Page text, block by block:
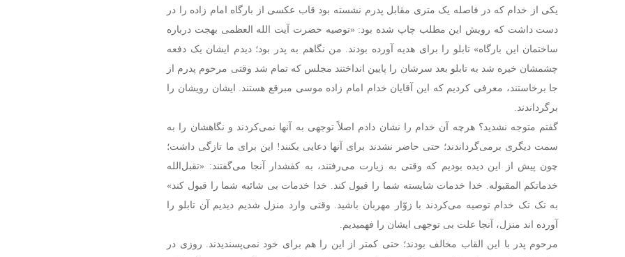
یکی از خدام که در فاصله یک متری مقابل پدرم نشسته بود قاب عکسی از بارگاه امام زاده را در
دست داشت که رویش این مطلب چاپ شده بود: «توصیه حضرت آیت الله العظمی بهجت درباره
ساختمان این بارگاه» تابلو را برای هدیه آورده بودند. من نگاهم به پدر بود؛ دیدم ایشان یک دفعه
چشمشان خیره شد به تابلو بعد سرشان را پایین انداختند مجلس که تمام شد وقتی مرحوم پدرم از
جا برخاستند، معرفی کردیم که این آقایان خدام امام زاده موسی مبرقع هستند. ایشان رویشان را
برگرداندند.
گفتم متوجه نشدید؟ هرچه آن خدام را نشان دادم اصلاً توجهی به آنها نمی‌کردند و نگاهشان را به
سمت دیگری برمی‌گرداندند؛ حتی حاضر نشدند برای آنها دعایی بکنند! این برای ما تازگی داشت؛
چون پیش از این دیده بودیم که وقتی به زیارت می‌رفتند، به کفشدار آنجا می‌گفتند: «تقبل‌الله
خدماتکم المقبوله. خدا خدمات شایسته شما را قبول کند. خدا خدمات بی شائبه شما را قبول کند»
به تک تک خدام توصیه می‌کردند با زوّار مهربان باشید. وقتی وارد منزل شدیم دیدیم آن تابلو را
آورده اند منزل، آنجا علت بی توجهی ایشان را فهمیدیم.
مرحوم پدر با این القاب مخالف بودند؛ حتی کمتر از این را هم برای خود نمی‌پسندیدند. روزی در